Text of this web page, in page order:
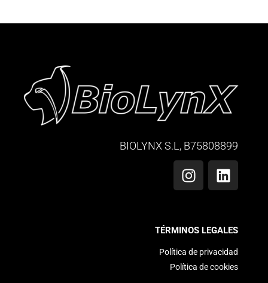
BIOLYNX S.L, B75808899
TÉRMINOS LEGALES
Política de privacidad
Política de cookies